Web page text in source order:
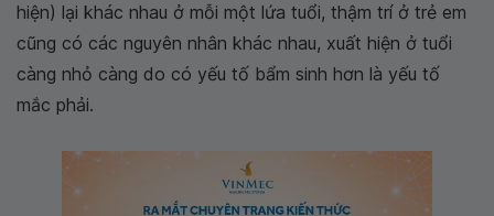
hiện) lại khác nhau ở mỗi một lứa tuổi, thậm trí ở trẻ em
cũng có các nguyên nhân khác nhau, xuất hiện ở tuổi
càng nhỏ càng do có yếu tố bẩm sinh hơn là yếu tố
mắc phải.